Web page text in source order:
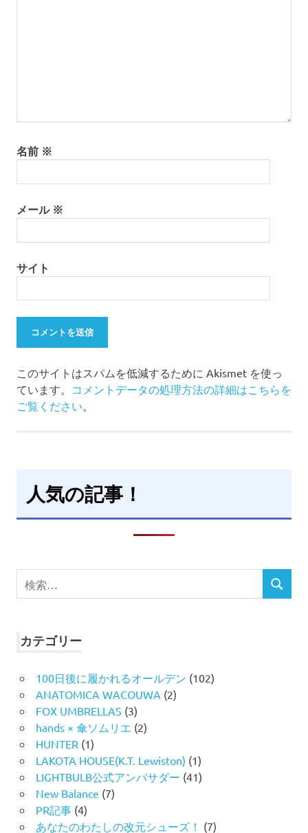
名前 ※
メール ※
サイト
このサイトはスパムを低減するために Akismet を使っ
ています。 コメントデータの処理方法の詳細はこちらを
ご覧ください。
人気の記事！
検
索
検
カテゴリー
100日後に履かれるオールデン (102)
ANATOMICA WACOUWA (2)
FOX UMBRELLAS (3)
hands × 傘ソムリエ (2)
HUNTER (1)
LAKOTA HOUSE(K.T. Lewiston) (1)
LIGHTBULB公式アンバサダー (41)
New Balance (7)
PR記事(4)
あなたのわたしの改元シューズ！ (7)